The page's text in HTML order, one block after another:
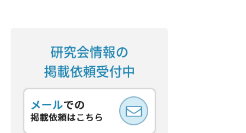
研究会情報の
掲載依頼受付中